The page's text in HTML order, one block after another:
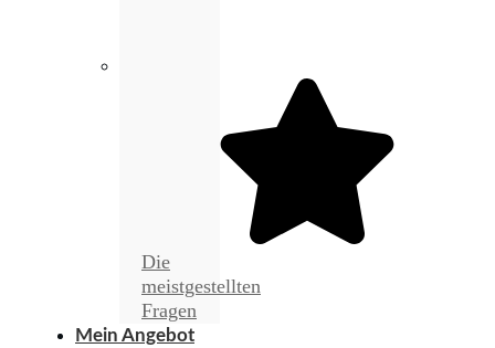
Die
meistgestellten
Fragen
Mein Angebot